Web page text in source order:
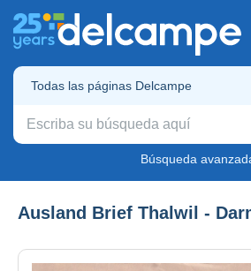
Todas las páginas Delcampe
Búsqueda
Ausland Brief Thalwil -